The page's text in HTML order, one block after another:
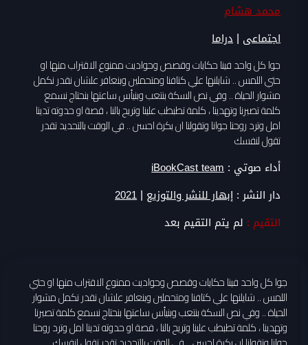
محمد هشام
اجتماعى |دراما
جوا كل واحد فينا حكايات وقصص وحواديت ممنوع الاقتراب منها او
حتي اللمس .. شايلنها علي كتافنا ومتحملين وبنعافر علشان نقدر نكمل
مشوار الحياة .. وفي نص السكة بنتعب وبنيأس ساعتها بنحتاج نسمع
كلمة تصبرنا وتهدينا ، كلمة تطبطب علينا وتريح بالنا ، قصة او حدوته تدينا
امل وترد روحنا جوانا وتقولنا ان بكرة احسن .. في الوقت بالتحديد تقدر
تقول لنفسك
أداء صوتي :iBookCast team
دار النشر : إبهار للنشر والتوزيع |
2021
التقيم : لم يتم التقيم بعد
جوا كل واحد فينا حكايات وقصص وحواديت ممنوع الاقتراب منها او حتي
اللمس .. شايلنها علي كتافنا ومتحملين وبنعافر علشان نقدر نكمل مشوار
الحياة .. وفي نص السكة بنتعب وبنيأس ساعتها بنحتاج نسمع كلمة تصبرنا
وتهدينا ، كلمة تطبطب علينا وتريح بالنا ، قصة او حدوته تدينا امل وترد روحنا